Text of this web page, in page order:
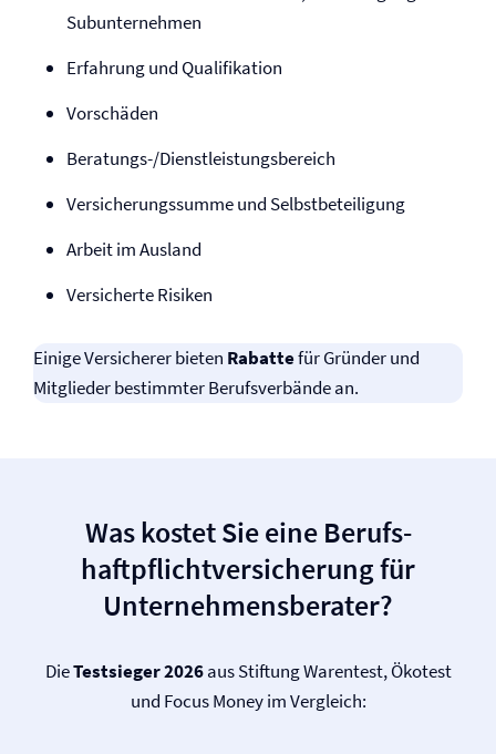
Subunternehmen
Erfahrung und Qualifikation
Vorschäden
Beratungs-/Dienstleistungsbereich
Versicherungssumme und Selbst­beteiligung
Arbeit im Ausland
Versicherte Risiken
Einige Versicherer bieten Rabattefür Gründer und
Mitglieder bestimmter Berufsverbände an.
Was kostet Sie eine Berufs­
haftpflicht­versicherung für
Unternehmensberater?
DieTestsieger 2026aus Stiftung Warentest, Ökotest
und Focus Money im Vergleich: